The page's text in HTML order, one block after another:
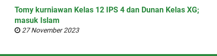
Tomy kurniawan Kelas 12 IPS 4 dan Dunan Kelas XG;
masuk Islam
27 November 2023